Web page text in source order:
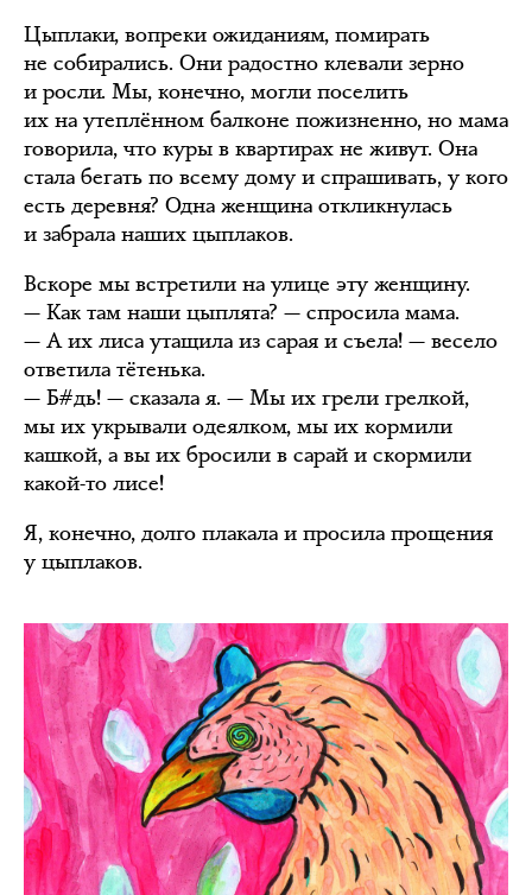
Цыплаки, вопреки ожиданиям, помирать
не собирались. Они радостно клевали зерно
и росли. Мы, конечно, могли поселить
их на утеплённом балконе пожизненно, но мама
говорила, что куры в квартирах не живут. Она
стала бегать по всему дому и спрашивать, у кого
есть деревня? Одна женщина откликнулась
и забрала наших цыплаков.
Вскоре мы встретили на улице эту женщину.
— Как там наши цыплята? — спросила мама.
— А их лиса утащила из сарая и съела! — весело
ответила тётенька.
— Б#дь! — сказала я. — Мы их грели грелкой,
мы их укрывали одеялком, мы их кормили
кашкой, а вы их бросили в сарай и скормили
какой-то лисе!
Я, конечно, долго плакала и просила прощения
у цыплаков.